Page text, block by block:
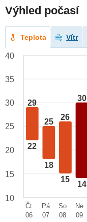
Výhled počasí
Teplota Vítr
29
22
25
18
26
15
30
14
40
35
30
25
20
15
10
Čt
06
Pá
07
So
08
Ne
09